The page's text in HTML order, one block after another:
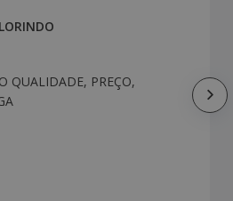
QUALIDADE, PREÇO,